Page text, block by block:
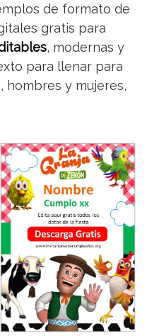
de formato de
gratis para
, modernas y
para llenar para
hombres y mujeres,